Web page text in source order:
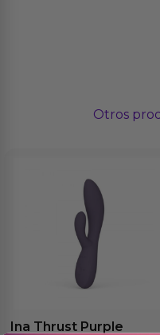
Otros
Ina Thrust Purple